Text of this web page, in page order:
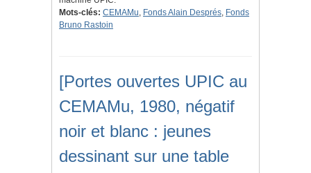
Mots-clés: CEMAMu, Fonds Alain Després, Fonds
Bruno Rastoin
[Portes ouvertes UPIC au
CEMAMu, 1980, négatif
noir et blanc : jeunes
dessinant sur une table